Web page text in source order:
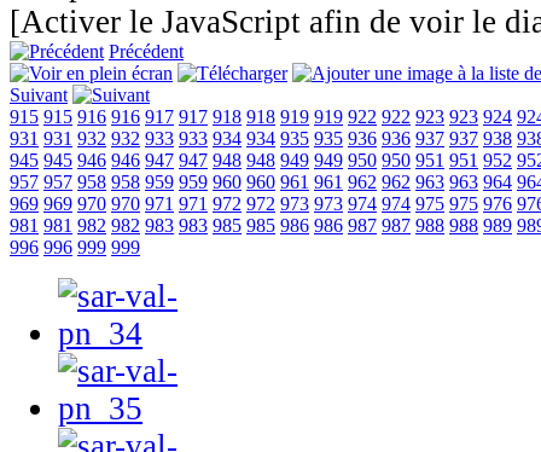
[Activer le JavaScript afin de voir le
Précédent
Suivant
915 915 916 916 917 917 918 918 919 919 922 922 923 923 924
931 931 932 932 933 933 934 934 935 935 936 936 937 937 938
945 945 946 946 947 947 948 948 949 949 950 950 951 951 952
957 957 958 958 959 959 960 960 961 961 962 962 963 963 964
969 969 970 970 971 971 972 972 973 973 974 974 975 975 976
981 981 982 982 983 983 985 985 986 986 987 987 988 988 989
996 996 999 999